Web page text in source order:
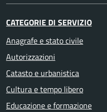
CATEGORIE DI SERVIZIO
Anagrafe e stato civile
Autorizzazioni
Catasto e urbanistica
Cultura e tempo libero
Educazione e formazione